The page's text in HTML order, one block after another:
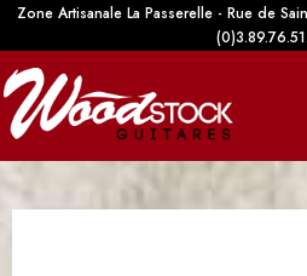
Zone Artisanale La Passerelle - Rue de